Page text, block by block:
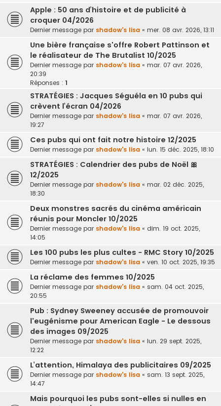
Apple : 50 ans d’histoire et de publicité à
croquer 04/2026
Dernier message par shadow's lisa « mer. 08 avr. 2026, 13:11
Une bière française s'offre Robert Pattinson et
le réalisateur de The Brutalist 10/2025
Dernier message par shadow's lisa « mar. 07 avr. 2026,
20:39
Réponses : 1
STRATÉGIES : Jacques Séguéla en 10 pubs qui
crèvent l’écran 04/2026
Dernier message par shadow's lisa « mar. 07 avr. 2026,
19:27
Ces pubs qui ont fait notre histoire 12/2025
Dernier message par shadow's lisa « lun. 15 déc. 2025, 18:10
STRATÉGIES : Calendrier des pubs de Noël 🎀
12/2025
Dernier message par shadow's lisa « mar. 02 déc. 2025,
18:30
Deux monstres sacrés du cinéma américain
réunis pour Moncler 10/2025
Dernier message par shadow's lisa « dim. 19 oct. 2025,
14:05
Les 100 pubs les plus cultes - RMC Story 10/2025
Dernier message par shadow's lisa « ven. 10 oct. 2025, 19:35
La réclame des femmes 10/2025
Dernier message par shadow's lisa « sam. 04 oct. 2025,
20:55
Pub : Sydney Sweeney accusée de promouvoir
l'eugénisme pour American Eagle - Le dessous
des images 09/2025
Dernier message par shadow's lisa « lun. 29 sept. 2025,
12:22
L’attention, Himalaya des publicitaires 09/2025
Dernier message par shadow's lisa « sam. 13 sept. 2025,
14:47
Mais pourquoi les pubs sont-elles si nulles en